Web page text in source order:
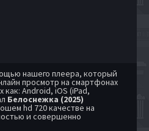
нашего плеера, который
просмотр на смартфонах
как: Android, iOS (iPad,
Белоснежка (2025)
hd 720 качестве на
и совершенно